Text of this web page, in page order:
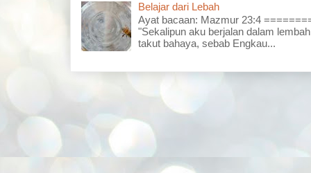
Belajar dari Lebah
Ayat bacaan: Mazmur 23:4
"Sekalipun aku berjalan dalam
takut bahaya, sebab Engkau...